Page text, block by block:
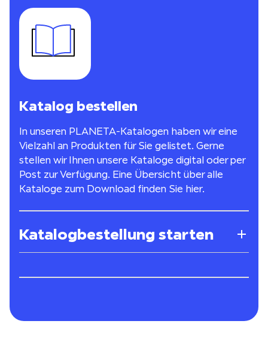
Katalog bestellen
In unseren PLANETA-Katalogen haben wir eine
Vielzahl an Produkten für Sie gelistet. Gerne
stellen wir Ihnen unsere Kataloge digital oder per
Post zur Verfügung. Eine Übersicht über alle
Kataloge zum Download finden Sie hier.
Katalogbestellung starten